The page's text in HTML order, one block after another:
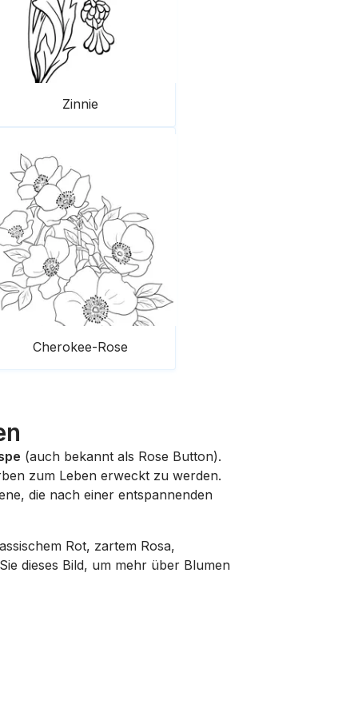
Zinnie
Cherokee-Rose
(auch bekannt als Rose Button).
zum Leben erweckt zu werden.
die nach einer entspannenden
Rot, zartem Rosa,
dieses Bild, um mehr über Blumen